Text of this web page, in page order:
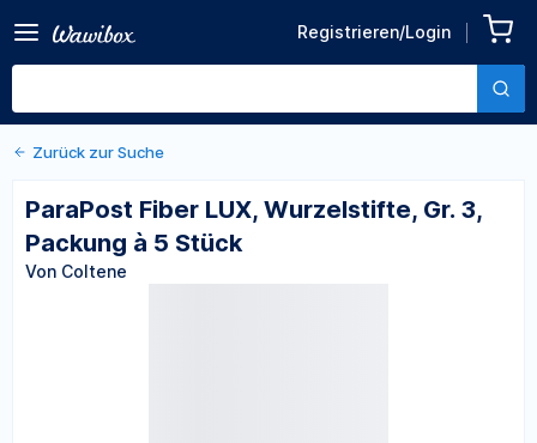
Registrieren/Login
Wurzelstifte, Gr. 3, Packung
à 5 Stück
Von Coltene
Zurück zu den Produktdetails
Zurück zur Suche
ParaPost Fiber LUX, Wurzelstifte, Gr. 3,
Packung à 5 Stück
Von Coltene